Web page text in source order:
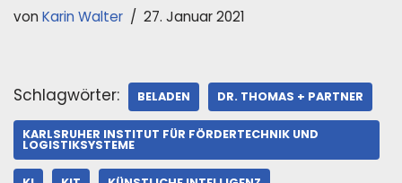
von Karin Walter 27. Januar 2021
Schlagwörter: BELADEN DR. THOMAS + PARTNER
KARLSRUHER INSTITUT FÜR FÖRDERTECHNIK UND
LOGISTIKSYSTEME